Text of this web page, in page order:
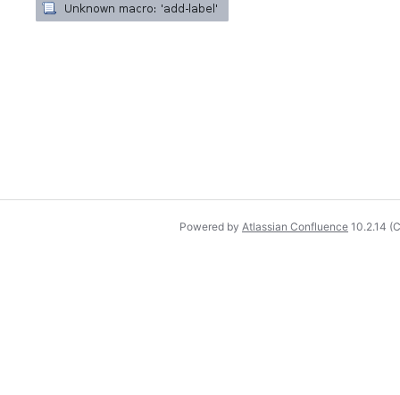
Powered by Atlassian Confluence 10.2.14